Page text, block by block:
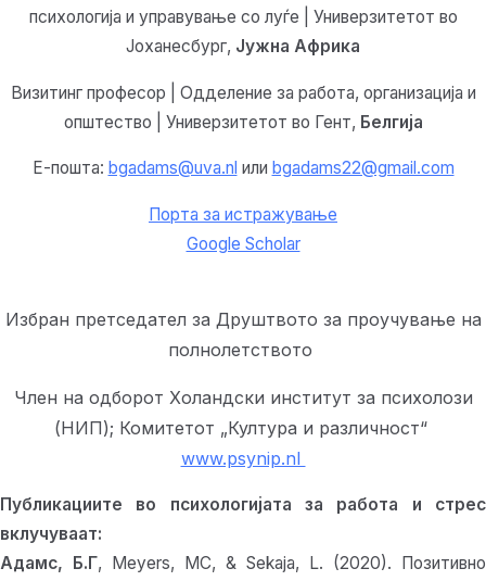
психологија и управување со луѓе | Универзитетот во
Јоханесбург, Јужна Африка
Визитинг професор | Одделение за работа, организација и
општество | Универзитетот во Гент, Белгија
Е-пошта: bgadams@uva.nl или bgadams22@gmail.com
Порта за истражување
Google Scholar
Избран претседател за Друштвото за проучување на
полнолетството
Член на одборот Холандски институт за психолози
(НИП); Комитетот „Култура и различност“
www.psynip.nl
Публикациите во психологијата за работа и стрес
вклучуваат:
Адамс, Б.Г, Meyers, MC, & Sekaja, L. (2020). Позитивно